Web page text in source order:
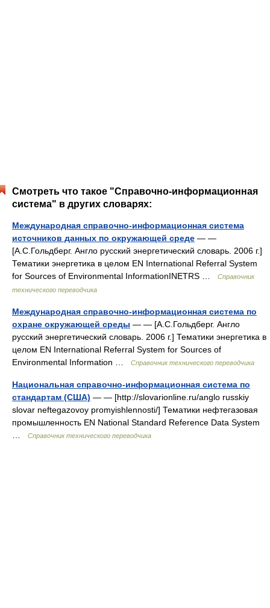
Смотреть что такое "Справочно-информационная
система" в других словарях:
Международная справочно-информационная система
источников данных по окружающей среде — —
[А.С.Гольдберг. Англо русский энергетический словарь. 2006 г.]
Тематики энергетика в целом EN International Referral System
for Sources of Environmental InformationINETRS …
Справочник
технического переводчика
Международная справочно-информационная система по
охране окружающей среды — — [А.С.Гольдберг. Англо
русский энергетический словарь. 2006 г.] Тематики энергетика в
целом EN International Referral System for Sources of
Environmental Information …
Справочник технического переводчика
Национальная справочно-информационная система по
стандартам (США) — — [http://slovarionline.ru/anglo russkiy
slovar neftegazovoy promyishlennosti/] Тематики нефтегазовая
промышленность EN National Standard Reference Data System
Справочник технического переводчика